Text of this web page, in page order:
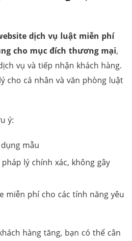
dịch vụ luật miễn phí
cho mục đích thương mại,
vụ và tiếp nhận khách hàng.
cho cá nhân và văn phòng luật
ý:
mẫu
lý chính xác, không gây
miễn phí cho các tính năng yêu
hàng tăng, bạn có thể cân